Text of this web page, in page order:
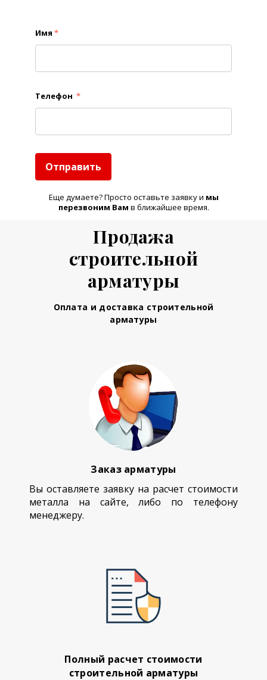
Имя *
Телефон *
Отправить
Еще думаете? Просто оставьте заявку и мы
перезвоним Вам в ближайшее время.
Продажа
строительной
арматуры
Оплата и доставка строительной
арматуры
Заказ арматуры
Вы оставляете заявку на расчет стоимости
металла на сайте, либо по телефону
менеджеру.
Полный расчет стоимости
строительной арматуры